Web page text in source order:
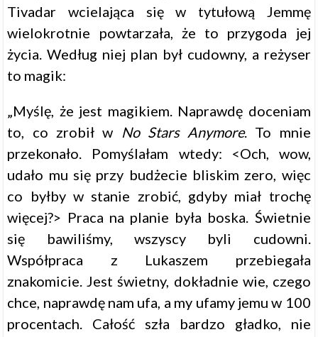
Tivadar wcielająca się w tytułową Jemmę
wielokrotnie powtarzała, że to przygoda jej
życia. Według niej plan był cudowny, a reżyser
to magik:
„Myślę, że jest magikiem. Naprawdę doceniam
to, co zrobił w No Stars Anymore. To mnie
przekonało. Pomyślałam wtedy: <Och, wow,
udało mu się przy budżecie bliskim zero, więc
co byłby w stanie zrobić, gdyby miał trochę
więcej?> Praca na planie była boska. Świetnie
się bawiliśmy, wszyscy byli cudowni.
Współpraca z Lukaszem przebiegała
znakomicie. Jest świetny, dokładnie wie, czego
chce, naprawdę nam ufa, a my ufamy jemu w 100
procentach. Całość szła bardzo gładko, nie